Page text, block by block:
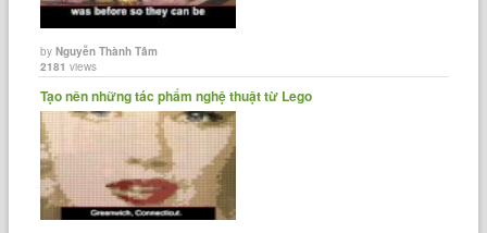
byNguyễn Thành Tâm
2181 views
Tạo nên những tác phẩm nghệ thuật từ Lego